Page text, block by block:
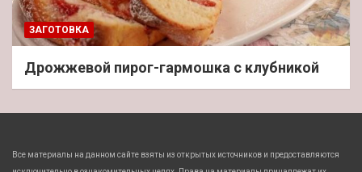
ЗАГОТОВКА
Дрожжевой пирог-гармошка с клубникой
Все материалы на данном сайте взяты из открытых источников и предоставляются